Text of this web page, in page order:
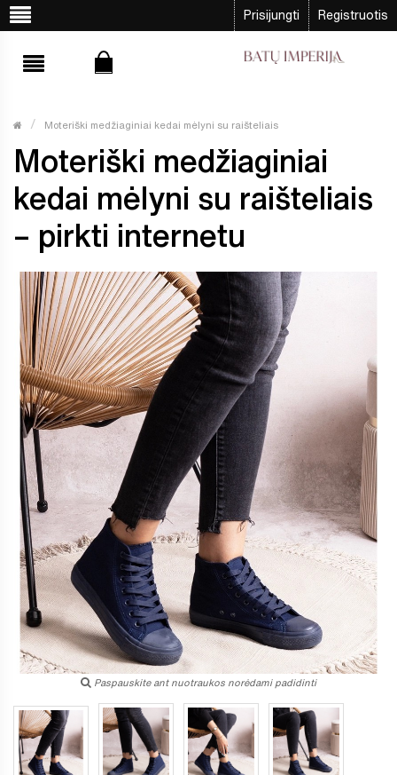
Prisijungti Registruotis
Moteriški medžiaginiai kedai mėlyni su raišteliais
Moteriški medžiaginiai
kedai mėlyni su raišteliais
– pirkti internetu
Paspauskite ant nuotraukos norėdami padidinti